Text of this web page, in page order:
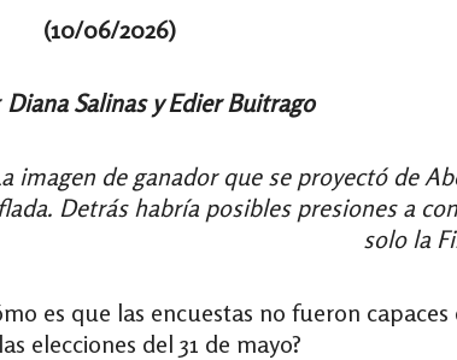
(10/06/2026)
Diana Salinas y Edier Buitrago
imagen de ganador que se proyectó de
Detrás habría posibles presiones a
solo la
es que las encuestas no fueron
elecciones del 31 de mayo?